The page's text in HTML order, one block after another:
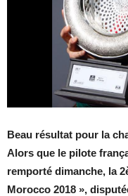
Beau résultat pour la
Alors que le pilote
remporté dimanche, la
Morocco 2018 »,